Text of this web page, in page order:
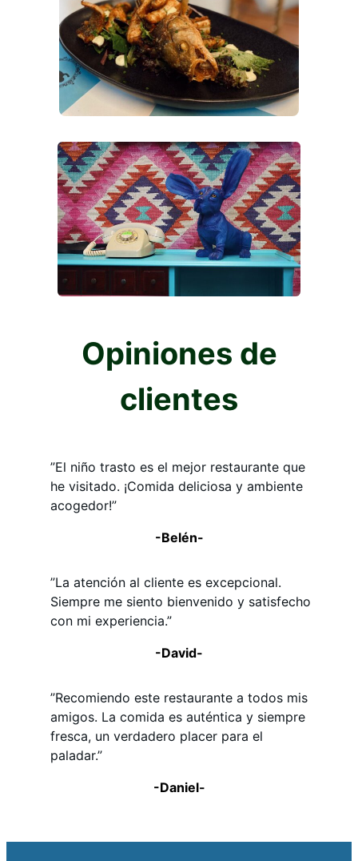
Opiniones de
clientes
”El niño trasto es el mejor restaurante que
he visitado. ¡Comida deliciosa y ambiente
acogedor!”
-Belén-
”La atención al cliente es excepcional.
Siempre me siento bienvenido y satisfecho
con mi experiencia.”
-David-
”Recomiendo este restaurante a todos mis
amigos. La comida es auténtica y siempre
fresca, un verdadero placer para el
paladar.”
-Daniel-